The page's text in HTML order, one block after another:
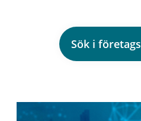
Sök i